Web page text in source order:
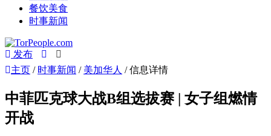
餐饮美食
时事新闻
发布
主页 / 时事新闻 / 美加华人 / 信息详情
中菲匹克球大战B组选拔赛 | 女子组燃情
开战